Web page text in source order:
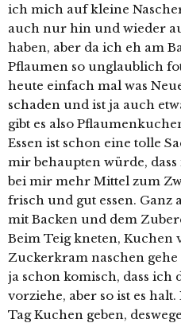
ich mich auf kleine
auch nur hin und wieder
haben, aber da ich eh am
Pflaumen so unglaublich
heute einfach mal was
schaden und ist ja auch
gibt es also
Essen ist schon eine tolle
mir behaupten würde,
bei mir mehr Mittel zum
frisch und gut essen. Ganz
mit Backen und dem
Beim Teig kneten, Kuchen
Zuckerkram naschen
ja schon komisch, dass ich
vorziehe, aber so ist es
Tag Kuchen geben,